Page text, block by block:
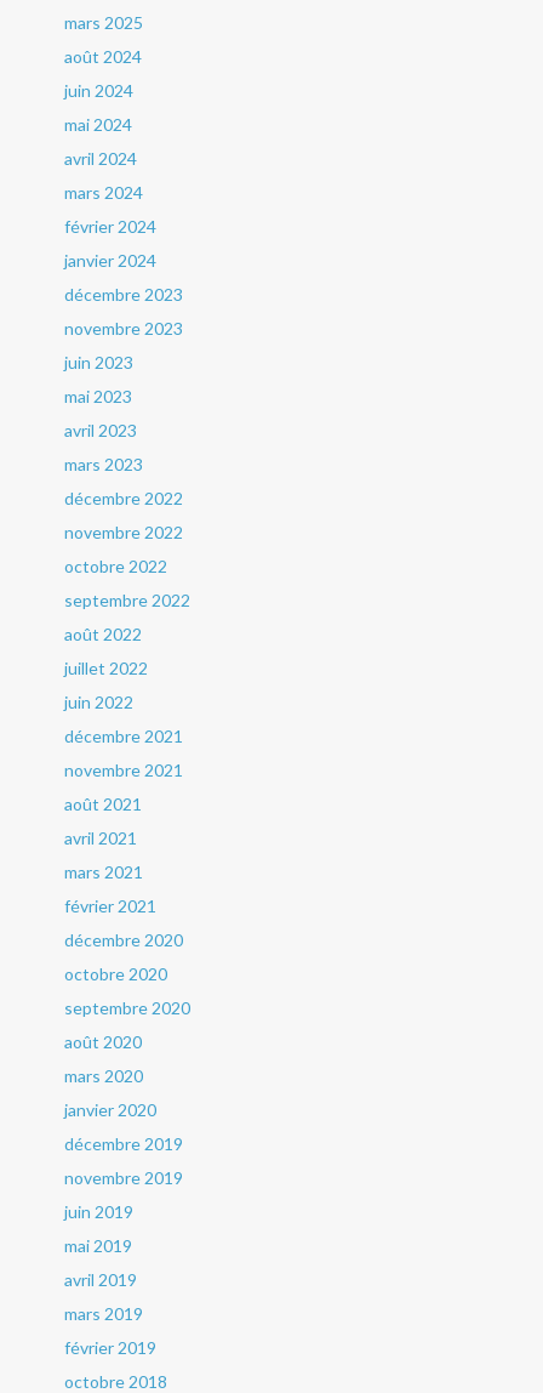
mars 2025
août 2024
juin 2024
mai 2024
avril 2024
mars 2024
février 2024
janvier 2024
décembre 2023
novembre 2023
juin 2023
mai 2023
avril 2023
mars 2023
décembre 2022
novembre 2022
octobre 2022
septembre 2022
août 2022
juillet 2022
juin 2022
décembre 2021
novembre 2021
août 2021
avril 2021
mars 2021
février 2021
décembre 2020
octobre 2020
septembre 2020
août 2020
mars 2020
janvier 2020
décembre 2019
novembre 2019
juin 2019
mai 2019
avril 2019
mars 2019
février 2019
octobre 2018